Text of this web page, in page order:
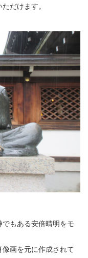
だけます。
もある安倍晴明をモ
画を元に作成されて